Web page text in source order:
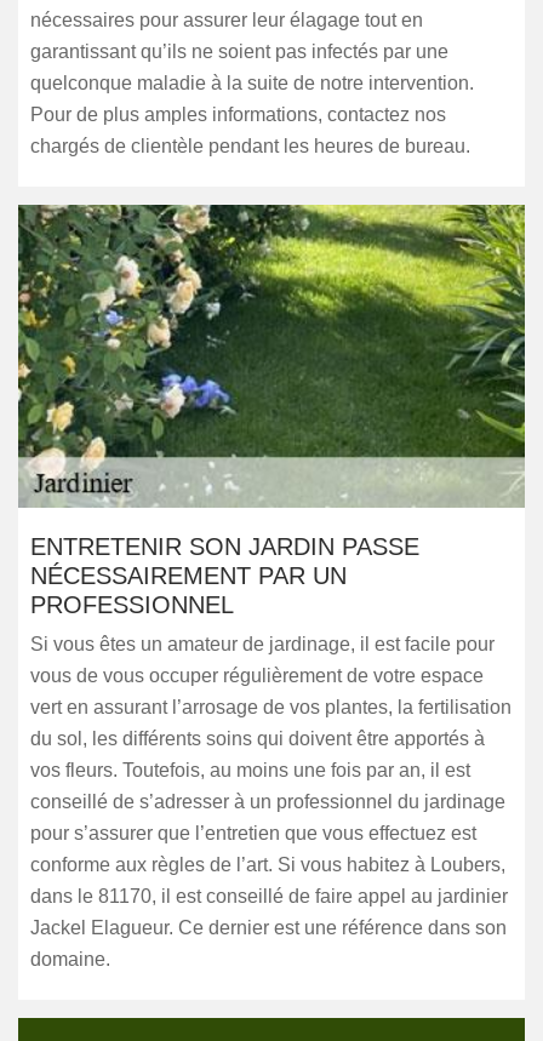
nécessaires pour assurer leur élagage tout en
garantissant qu’ils ne soient pas infectés par une
quelconque maladie à la suite de notre intervention.
Pour de plus amples informations, contactez nos
chargés de clientèle pendant les heures de bureau.
ENTRETENIR SON JARDIN PASSE
NÉCESSAIREMENT PAR UN
PROFESSIONNEL
Si vous êtes un amateur de jardinage, il est facile pour
vous de vous occuper régulièrement de votre espace
vert en assurant l’arrosage de vos plantes, la fertilisation
du sol, les différents soins qui doivent être apportés à
vos fleurs. Toutefois, au moins une fois par an, il est
conseillé de s’adresser à un professionnel du jardinage
pour s’assurer que l’entretien que vous effectuez est
conforme aux règles de l’art. Si vous habitez à Loubers,
dans le 81170, il est conseillé de faire appel au jardinier
Jackel Elagueur. Ce dernier est une référence dans son
domaine.